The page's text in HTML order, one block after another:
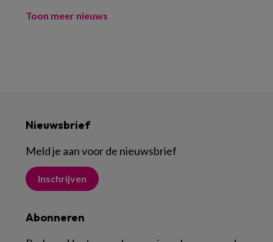
Toon meer nieuws
Nieuwsbrief
Meld je aan voor de nieuwsbrief
Inschrijven
Abonneren